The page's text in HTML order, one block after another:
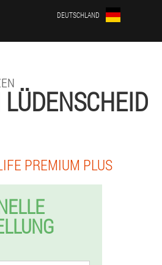
DEUTSCHLAND
PREMIUM PLUS